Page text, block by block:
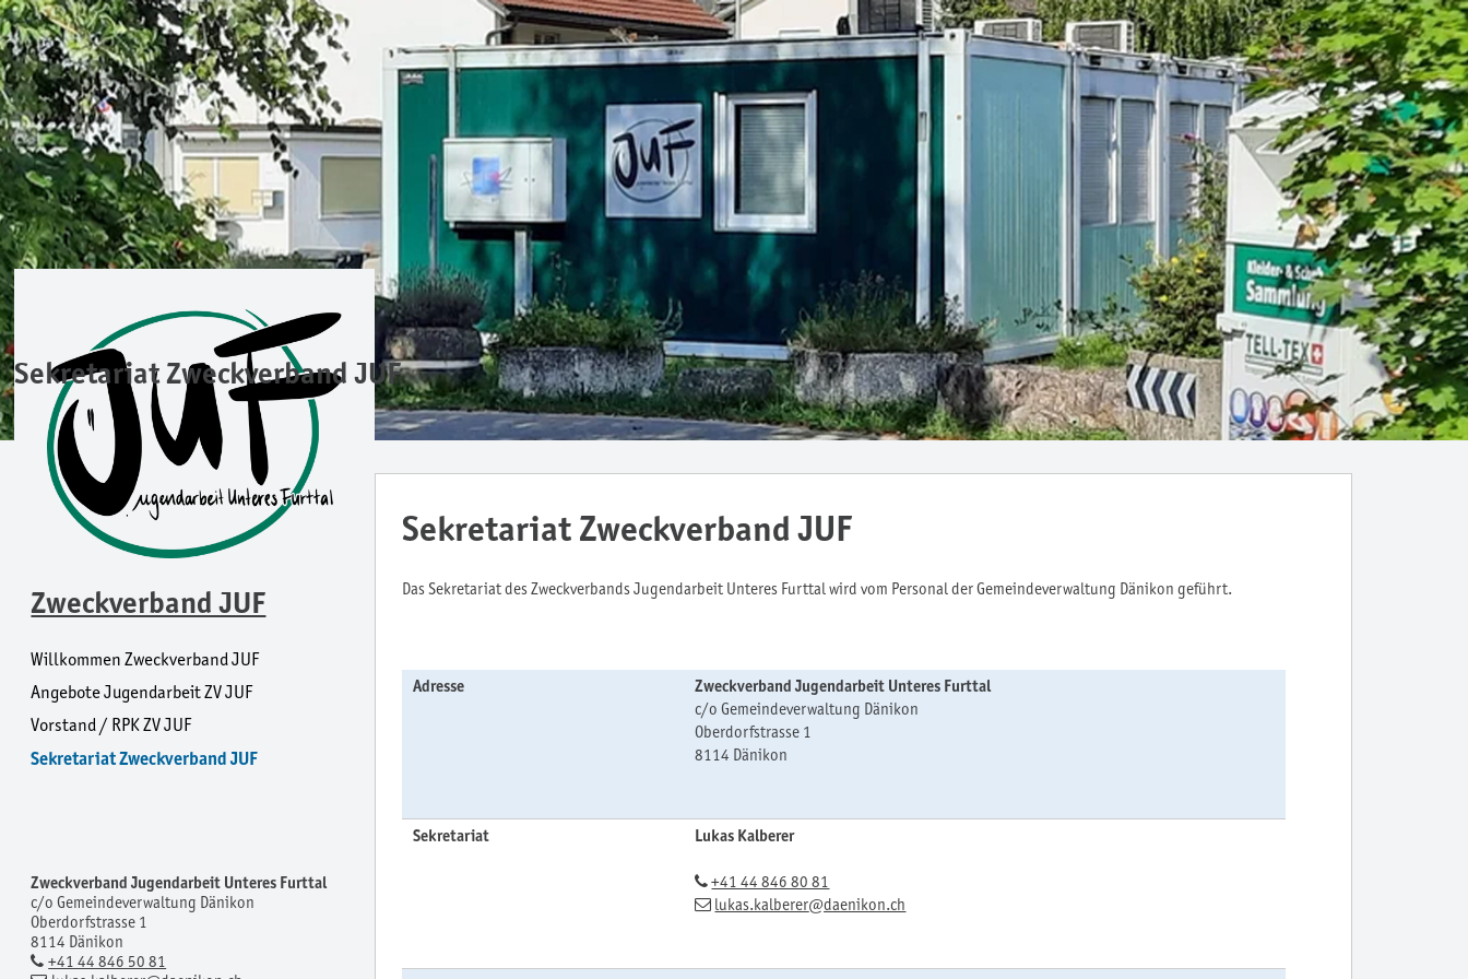
Sekretariat Zweckverband JUF
Zweckverband JUF
Willkommen Zweckverband JUF
Angebote Jugendarbeit ZV JUF
Vorstand / RPK ZV JUF
Sekretariat Zweckverband JUF
Zweckverband Jugendarbeit Unteres Furttal
c/o Gemeindeverwaltung Dänikon
Oberdorfstrasse 1
8114 Dänikon
+41 44 846 50 81
Sekretariat Zweckverband JUF
Das Sekretariat des Zweckverbands Jugendarbeit Unteres Furttal wird vom Personal der Gemeindeverwaltung Dänikon geführt.
Adresse
Zweckverband Jugendarbeit Unteres Furttal
c/o Gemeindeverwaltung Dänikon
Oberdorfstrasse 1
8114 Dänikon
Sekretariat Lukas Kalberer
+41 44 846 80 81
lukas.kalberer@daenikon.ch